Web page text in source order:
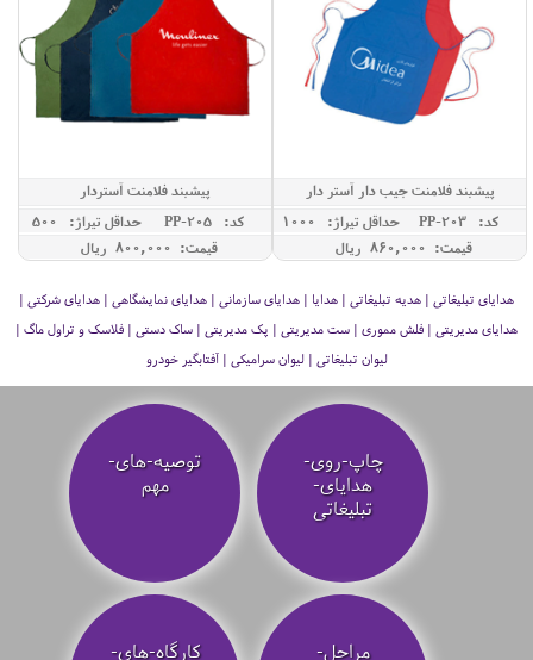
پیشبند فلامنت جیب دار آستر دار
کد: PP-203
حداقل تيراژ: 1000
قیمت: 860,000 ريال
پیشبند فلامنت آستردار
کد: PP-205
حداقل تيراژ: 500
قیمت: 800,000 ريال
هدایای تبلیغاتی | هدیه تبلیغاتی | هدایا | هدایای سازمانی | هدایای نمایشگاهی | هدایای شرکتی |
هدایای مدیریتی | فلش مموری | ست مدیریتی | پک مدیریتی | ساک دستی | فلاسک و تراول ماگ |
لیوان تبلیغاتی | لیوان سرامیکی | آفتابگیر خودرو
چاپ-روی-
هدایای-
تبلیغاتی
توصیه‌-های-
مهم
مراحل- کارگاه-های-